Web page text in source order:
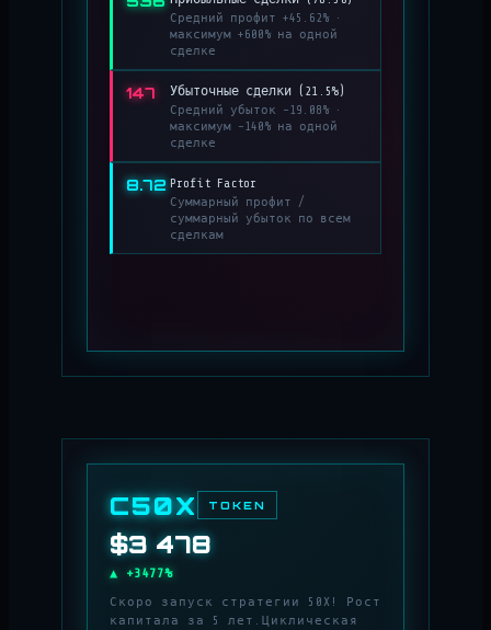
Средний профит +45.62% ·
максимум +600% на одной
сделке
147 Убыточные сделки (21.5%)
Средний убыток −19.08% ·
максимум −140% на одной
сделке
8.72 Profit Factor
Суммарный профит /
суммарный убыток по всем
сделкам
C50X TOKEN
$4 204
▲ +4204%
Скоро запуск стратегии 50X! Рост
капитала за 5 лет.Циклическая